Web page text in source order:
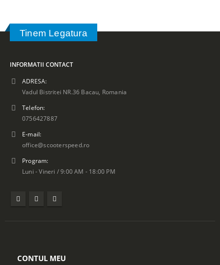
Tinem Legatura
INFORMATII CONTACT
ADRESA:
Vadul Bistritei NR.36 Bacau, Romania
Telefon:
0756427887
E-mail:
office@scooterspeed.ro
Program:
Luni - Vineri / 9:00 AM - 18:00 PM
CONTUL MEU